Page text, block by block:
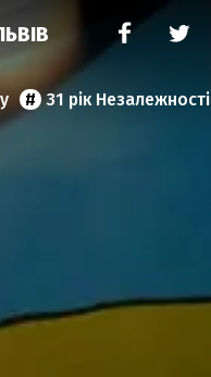
31 рік Незалежності